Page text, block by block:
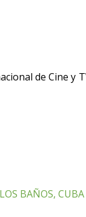
de Cine y
BAÑOS, CUBA